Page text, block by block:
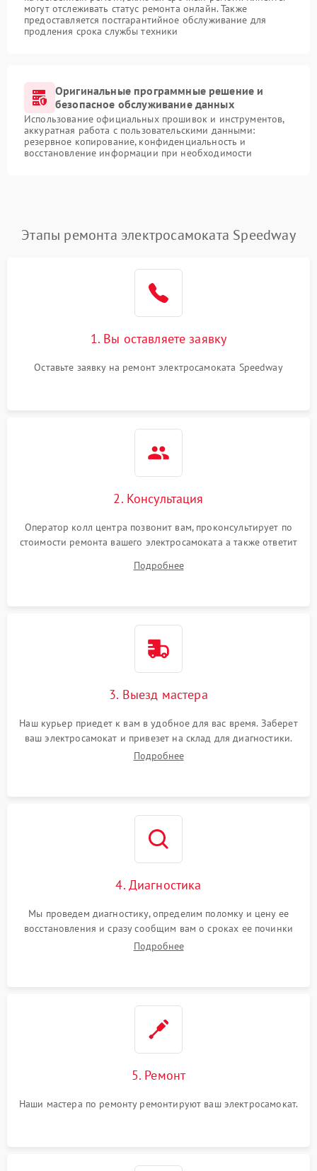
могут отслеживать статус ремонта онлайн. Также
предоставляется постгарантийное обслуживание для
продления срока службы техники
Оригинальные программные решение и
безопасное обслуживание данных
Использование официальных прошивок и инструментов,
аккуратная работа с пользовательскими данными:
резервное копирование, конфиденциальность и
восстановление информации при необходимости
Этапы ремонта электросамоката Speedway
1. Вы оставляете заявку
Оставьте заявку на ремонт электросамоката Speedway
2. Консультация
Оператор колл центра позвонит вам, проконсультирует по
стоимости ремонта вашего электросамоката а также ответит
Подробнее
3. Выезд мастера
Наш курьер приедет к вам в удобное для вас время. Заберет
ваш электросамокат и привезет на склад для диагностики.
Подробнее
4. Диагностика
Мы проведем диагностику, определим поломку и цену ее
восстановления и сразу сообщим вам о сроках ее починки
Подробнее
5. Ремонт
Наши мастера по ремонту ремонтируют ваш электросамокат.